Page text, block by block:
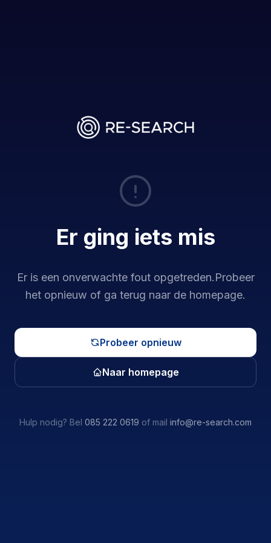
Er ging iets mis
Er is een onverwachte fout opgetreden.Probeer
het opnieuw of ga terug naar de homepage.
Probeer opnieuw
Naar homepage
Hulp nodig? Bel 085 222 0619 of mail info@re-search.com